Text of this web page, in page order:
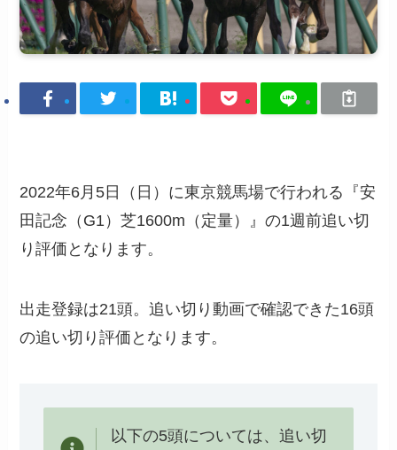
2022年6月5日（日）に東京競馬場で行われる『安
田記念（G1）芝1600m（定量）』の1週前追い切
り評価となります。
出走登録は21頭。追い切り動画で確認できた16頭
の追い切り評価となります。
以下の5頭については、追い切